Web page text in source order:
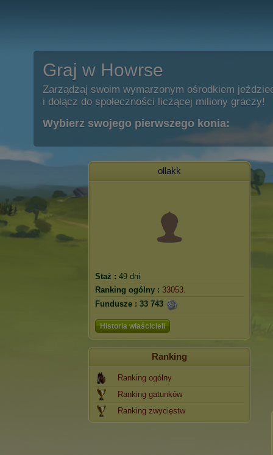
Graj w Howrse
Zarządzaj swoim wymarzonym ośrodkiem
i dołącz do społeczności liczącej miliony graczy!
Wybierz swojego pierwszego konia:
ollakk
Staż : 49 dni
Ranking ogólny : 33053.
Fundusze : 33 743
Historia właścicieli
Ranking
Ranking ogólny
Ranking gatunków
Ranking zwycięstw